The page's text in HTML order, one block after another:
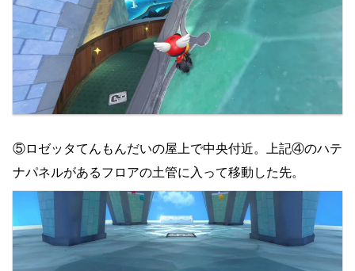
⑤ロゼッタてんもんだいの屋上で中央付近。上記④のハテ
ナパネルがあるフロアの土管に入って移動した先。